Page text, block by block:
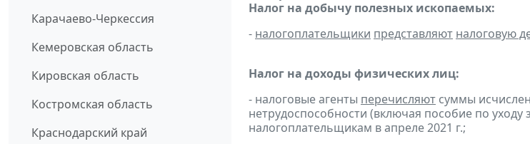
Карачаево-Черкессия
Кемеровская область
Кировская область
Костромская область
Краснодарский край
Налог на добычу полезных ископаемых:
- налогоплательщики представляют налоговую
Налог на доходы физических лиц:
- налоговые агенты перечисляют суммы
нетрудоспособности (включая пособие по
налогоплательщикам в апреле 2021 г.;